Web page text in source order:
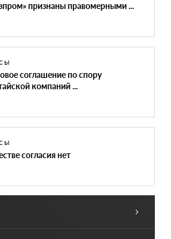
признаны правомерными ...
соглашение по спору
компаний ...
согласия нет